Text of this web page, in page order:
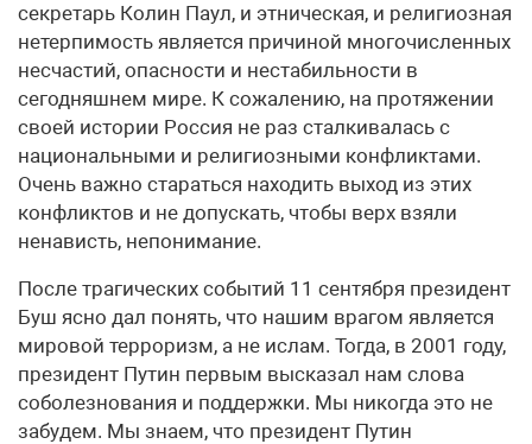
секретарь Колин Паул, и этническая, и религиозная
нетерпимость является причиной многочисленных
несчастий, опасности и нестабильности в
сегодняшнем мире. К сожалению, на протяжении
своей истории Россия не раз сталкивалась с
национальными и религиозными конфликтами.
Очень важно стараться находить выход из этих
конфликтов и не допускать, чтобы верх взяли
ненависть, непонимание.
После трагических событий 11 сентября президент
Буш ясно дал понять, что нашим врагом является
мировой терроризм, а не ислам. Тогда, в 2001 году,
президент Путин первым высказал нам слова
соболезнования и поддержки. Мы никогда это не
забудем. Мы знаем, что президент Путин